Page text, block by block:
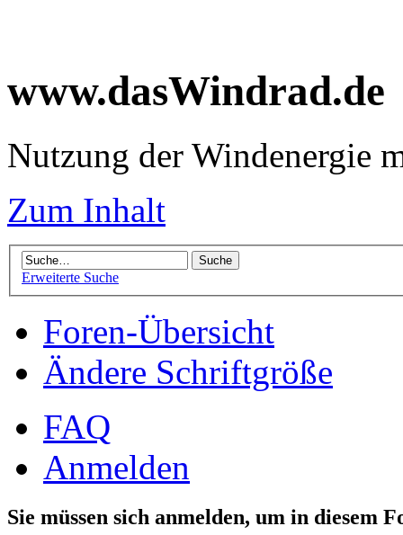
www.dasWindrad.de
Nutzung der Windenergie
Zum Inhalt
Erweiterte Suche
Foren-Übersicht
Ändere Schriftgröße
FAQ
Anmelden
Sie müssen sich anmelden, um in diesem